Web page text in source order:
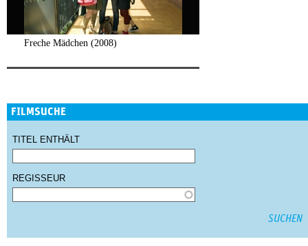
Freche Mädchen (2008)
FILMSUCHE
TITEL ENTHÄLT
REGISSEUR